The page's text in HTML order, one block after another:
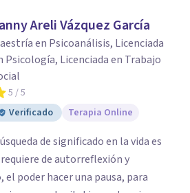
Areli Vázquez García
en Psicoanálisis, Licenciada
Psicología, Licenciada en Trabajo
5 / 5
Verificado
Terapia Online
de significado en la vida es
de autorreflexión y
poder hacer una pausa, para